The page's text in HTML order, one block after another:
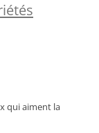
qui aiment la